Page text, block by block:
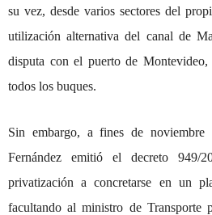
su vez, desde varios sectores del
utilización alternativa del canal de
disputa con el puerto de
todos los buques.
Sin embargo, a fines de
Fernández emitió el decreto 949/
privatización a concretarse en un
facultando al ministro de Transporte